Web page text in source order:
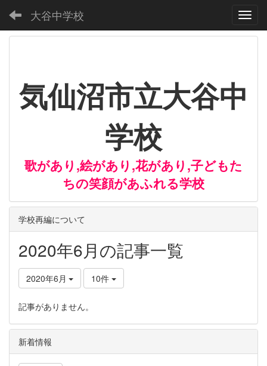
大谷中学校
気仙沼市立大谷中
学校
歌があり,絵があり,花があり,子どもた
ちの笑顔があふれる学校
学校再編について
2020年6月の記事一覧
2020年6月 10件
記事がありません。
新着情報